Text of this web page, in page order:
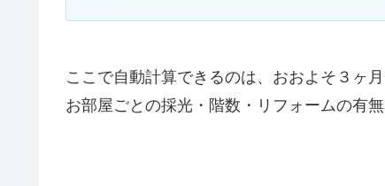
ここで自動計算できるのは、おおよそ３ヶ
お部屋ごとの採光・階数・リフォームの有